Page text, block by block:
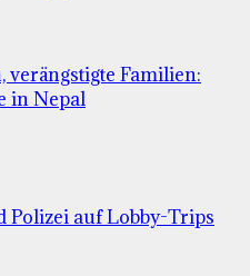
Familien:
in Nepal
Polizei auf Lobby-Trips